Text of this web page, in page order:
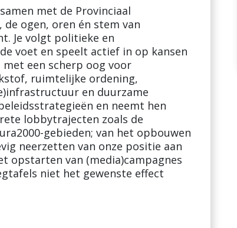
met de Provinciaal
de ogen, oren én stem van
Je volgt politieke en
voet en speelt actief in op kansen
met een scherp oog voor
ruimtelijke ordening,
en duurzame
en neemt hen
lobbytrajecten zoals de
gebieden; van het opbouwen
neerzetten van onze positie aan
opstarten van (media)campagnes
niet het gewenste effect